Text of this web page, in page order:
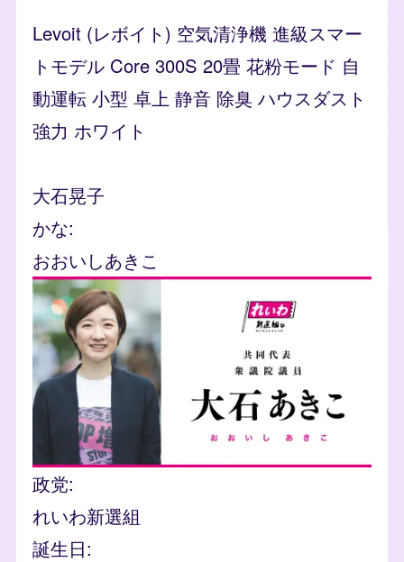
Levoit (レボイト) 空気清浄機 進級スマー
トモデル Core 300S 20畳 花粉モード 自
動運転 小型 卓上 静音 除臭 ハウスダスト
強力 ホワイト
名前
大石晃子
かな
おおいしあきこ
Image
政党
れいわ新選組
誕生日